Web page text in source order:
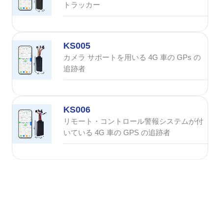
トラッカー
KS005
カメラ サポートを用いる 4G 車の GPs の
追跡者
KS006
リモート・コントロール警報システムが付
いている 4G 車の GPS の追跡者